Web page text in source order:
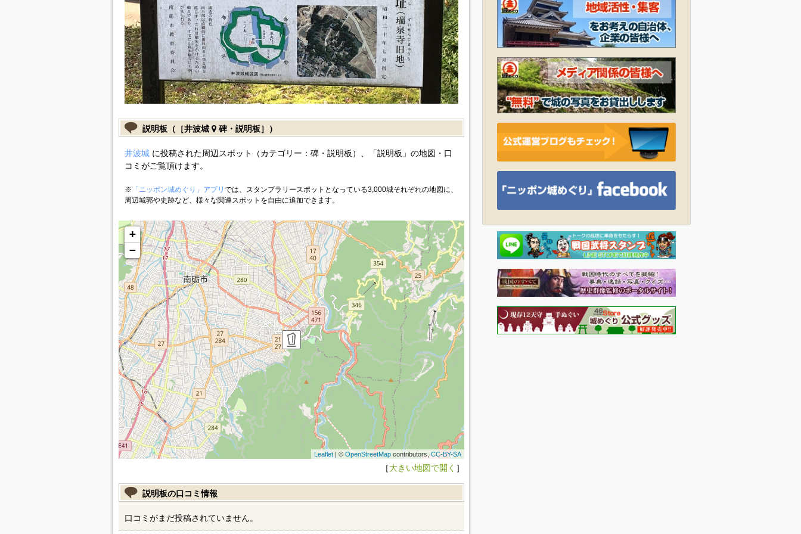
説明板（［井波城 碑・説明板］）
井波城に投稿された周辺スポット（カテゴリー：碑・説明板）、「説明板」の地図・口
コミがご覧頂けます。
※ 「ニッポン城めぐり」アプリ では、スタンプラリースポットとなっている3,000城それぞれの地図に、
周辺城郭や史跡など、様々な関連スポットを自由に追加できます。
+
−
Leaflet| © OpenStreetMapcontributors, CC-BY-SA
［大きい地図で開く ］
説明板の口コミ情報
口コミがまだ投稿されていません。